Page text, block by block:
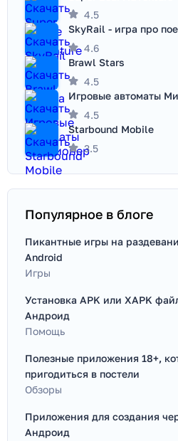
4.5
SkyRail - игра про
4.6
Brawl Stars
4.5
Игровые автоматы
4.5
Starbound Mobile
3.5
Популярное в блоге
Пикантные игры на
Android
Игры
Установка APK или XAPK
Андроид
Помощь
Полезные приложения 18+,
пригодиться в постели
Обзоры
Приложения для создания
Андроид